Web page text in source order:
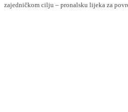
zajedničkom cilju – pronalsku lijeka za